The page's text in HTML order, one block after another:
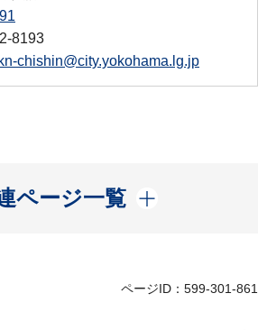
8193
kn-chishin@city.yokohama.lg.jp
ページ一覧
開く
ページID：599-301-861